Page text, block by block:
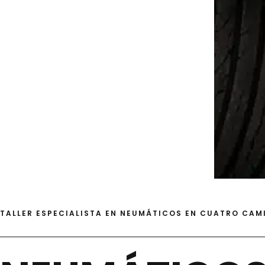
TALLER ESPECIALISTA EN NEUMÁTICOS EN CUATRO